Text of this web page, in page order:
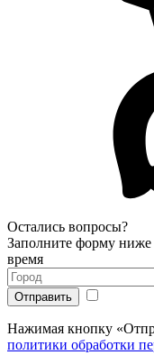
Остались вопросы?
Заполните форму
время
Нажимая кнопку
политики обработки